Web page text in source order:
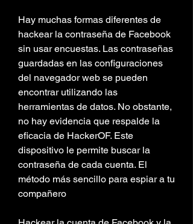
Hay muchas formas diferentes de
hackear la contraseña de Facebook
sin usar encuestas. Las contraseñas
guardadas en las configuraciones
del navegador web se pueden
encontrar utilizando las
herramientas de datos. No obstante,
no hay evidencia que respalde la
eficacia de HackerOF. Este
dispositivo le permite buscar la
contraseña de cada cuenta. El
método más sencillo para espiar a tu
compañero